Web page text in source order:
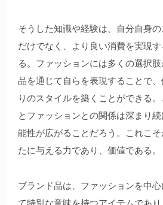
そうした知識や経験は、自分自身
だけでなく、より良い消費を実現
る。ファッションには多くの選択
品を通じて自らを表現することで
りのスタイルを築くことができる
とファッションとの関係は深まり
能性が広がることだろう。これこ
たに与える力であり、価値である。
ブランド品は、ファッションを中
て特別な意味を持つアイテムであ